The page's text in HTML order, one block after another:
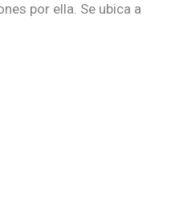
por ella. Se ubica a